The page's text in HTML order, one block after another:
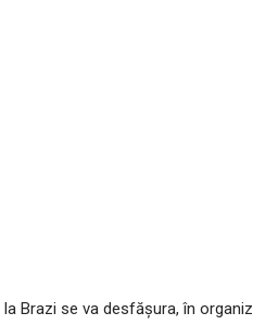
Brazi se va desfășura, în